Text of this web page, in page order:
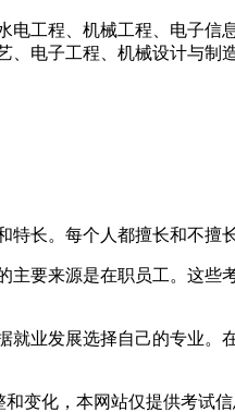
电工程、机械工程、电子
电子工程、机械设计与制
长。每个人都擅长和不擅
主要来源是在职员工。这
业发展选择自己的专业。
变化，本网站仅提供考试